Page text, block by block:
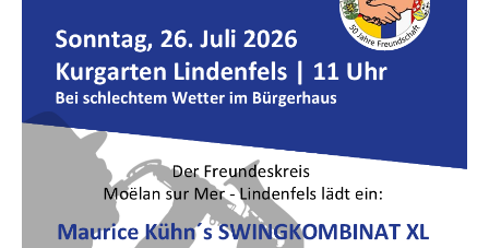
Jugendgruppe
Praktikum
Vorstand
Verschiedenes